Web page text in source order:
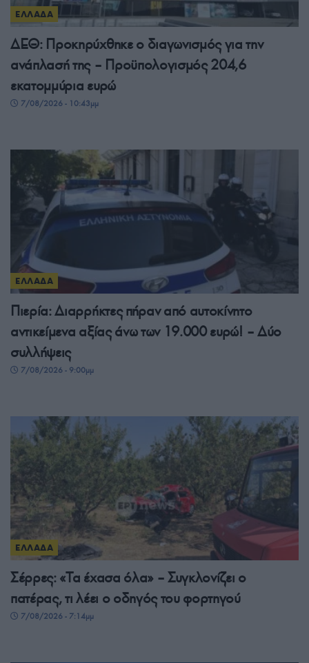
ΕΛΛΑΔΑ
ΔΕΘ: Προκηρύχθηκε ο διαγωνισμός για την
ανάπλασή της – Προϋπολογισμός 204,6
εκατομμύρια ευρώ
7/08/2026 - 10:43μμ
ΕΛΛΑΔΑ
Πιερία: Διαρρήκτες πήραν από αυτοκίνητο
αντικείμενα αξίας άνω των 19.000 ευρώ! – Δύο
συλλήψεις
7/08/2026 - 9:00μμ
ΕΛΛΑΔΑ
Σέρρες: «Τα έχασα όλα» – Συγκλονίζει ο
πατέρας, τι λέει ο οδηγός του φορτηγού
7/08/2026 - 7:14μμ